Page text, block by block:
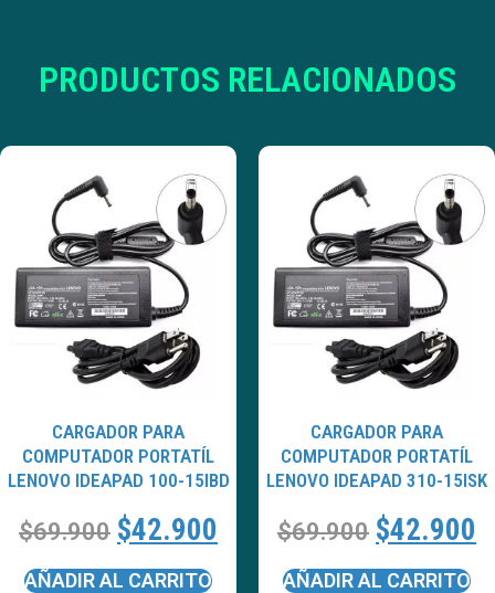
PRODUCTOS RELACIONADOS
CARGADOR PARA
COMPUTADOR PORTATÍL
LENOVO IDEAPAD 100-15IBD
$69.900 $42.900
AÑADIR AL CARRITO
CARGADOR PARA
COMPUTADOR PORTATÍL
LENOVO IDEAPAD 310-15ISK
$69.900 $42.900
AÑADIR AL CARRITO